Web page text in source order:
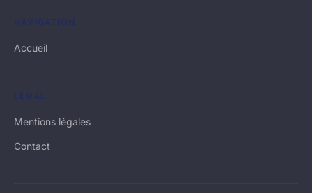
NAVIGATION
Accueil
LÉGAL
Mentions légales
Contact